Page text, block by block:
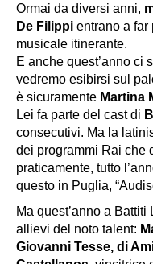
Ormai da diversi anni,
De Filippi entrano a far
musicale itinerante.
E anche quest’anno ci
vedremo esibirsi sul
è sicuramente Martina
Lei fa parte del cast di
consecutivi. Ma la
dei programmi Rai che
praticamente, tutto
questo in Puglia,
Ma quest’anno a
allievi del noto talent:
Giovanni Tesse, di